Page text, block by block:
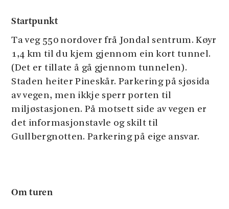
Startpunkt
Ta veg 550 nordover frå Jondal sentrum. Køyr
1,4 km til du kjem gjennom ein kort tunnel.
(Det er tillate å gå gjennom tunnelen).
Staden heiter Pineskår. Parkering på sjøsida
av vegen, men ikkje sperr porten til
miljøstasjonen. På motsett side av vegen er
det informasjonstavle og skilt til
Gullbergnotten. Parkering på eige ansvar.
Om turen